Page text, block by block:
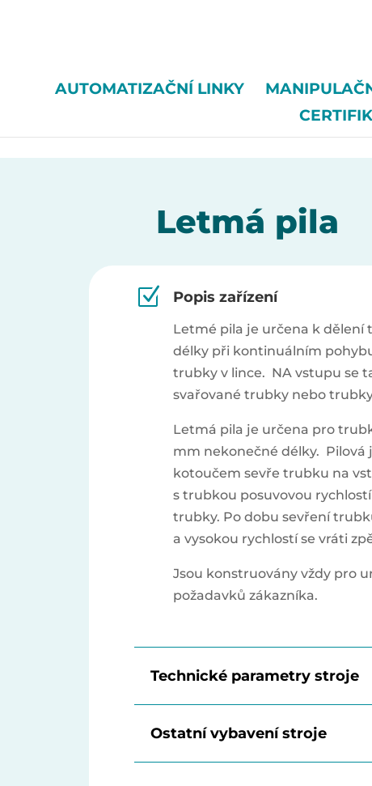
AUTOMATIZAČNÍ LINKY
Letmá pila
Z Popis zařízení
Letmé pila je určena k dělení
délky při kontinuálním
trubky v lince. NA vstupu se
svařované trubky nebo
Letmá pila je určena pro
mm nekonečné délky. Pilová
kotoučem sevře trubku na
s trubkou posuvovou
trubky. Po dobu sevření
a vysokou rychlostí se vráti
Jsou konstruovány vždy pro
požadavků zákazníka.
Technické parametry stroje
Ostatní vybavení stroje